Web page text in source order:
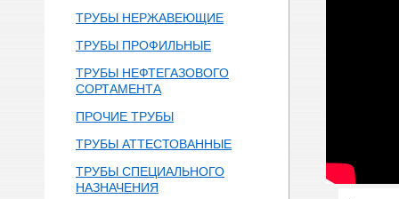
ТРУБЫ НЕРЖАВЕЮЩИЕ
ТРУБЫ ПРОФИЛЬНЫЕ
ТРУБЫ НЕФТЕГАЗОВОГО
СОРТАМЕНТА
ПРОЧИЕ ТРУБЫ
ТРУБЫ АТТЕСТОВАННЫЕ
ТРУБЫ СПЕЦИАЛЬНОГО
НАЗНАЧЕНИЯ